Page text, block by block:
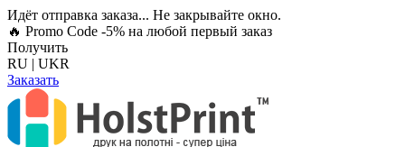
Идёт отправка заказа... Не закрывайте окно.
🔥 Promo Code -5% на любой первый заказ
Получить
RU | UKR
Заказать